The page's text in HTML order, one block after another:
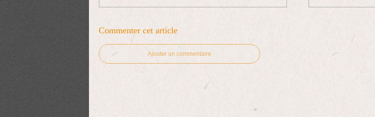
Commenter cet article
Ajouter un commentaire